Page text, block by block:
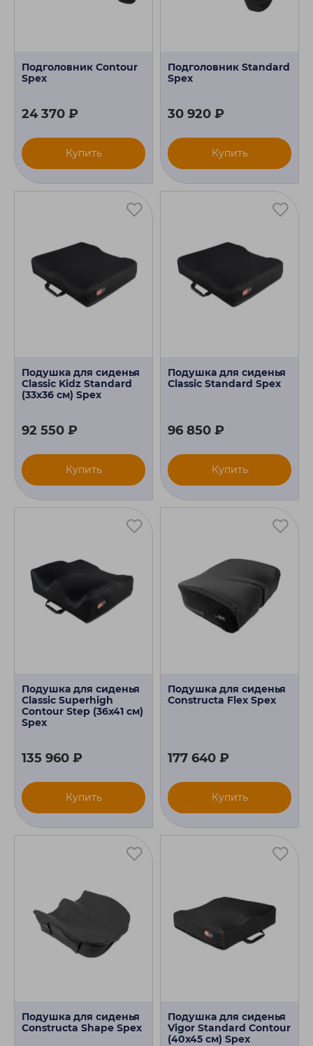
Подголовник Contour
Spex
24 370 ₽
Купить
Подголовник Standard
Spex
30 920 ₽
Купить
Подушка для сиденья
Classic Kidz Standard
(33х36 см) Spex
92 550 ₽
Купить
Подушка для сиденья
Classic Standard Spex
96 850 ₽
Купить
Подушка для сиденья
Classic Superhigh
Contour Step (36х41 см)
Spex
135 960 ₽
Купить
Подушка для сиденья
Constructa Flex Spex
177 640 ₽
Купить
Подушка для сиденья
Constructa Shape Spex
Подушка для сиденья
Vigor Standard Contour
(40х45 см) Spex